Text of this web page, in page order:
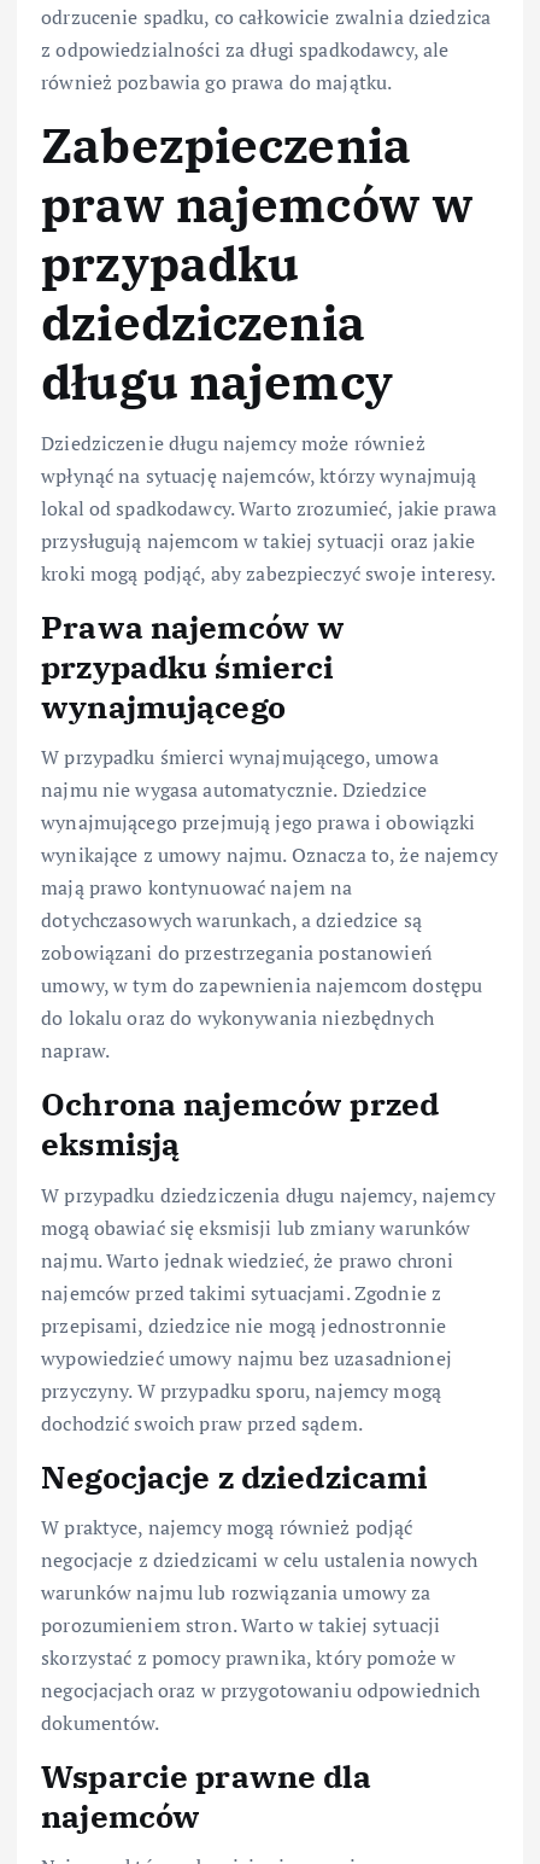
odrzucenie spadku, co całkowicie zwalnia dziedzica
z odpowiedzialności za długi spadkodawcy, ale
również pozbawia go prawa do majątku.
Zabezpieczenia
praw najemców w
przypadku
dziedziczenia
długu najemcy
Dziedziczenie długu najemcy może również
wpłynąć na sytuację najemców, którzy wynajmują
lokal od spadkodawcy. Warto zrozumieć, jakie prawa
przysługują najemcom w takiej sytuacji oraz jakie
kroki mogą podjąć, aby zabezpieczyć swoje interesy.
Prawa najemców w
przypadku śmierci
wynajmującego
W przypadku śmierci wynajmującego, umowa
najmu nie wygasa automatycznie. Dziedzice
wynajmującego przejmują jego prawa i obowiązki
wynikające z umowy najmu. Oznacza to, że najemcy
mają prawo kontynuować najem na
dotychczasowych warunkach, a dziedzice są
zobowiązani do przestrzegania postanowień
umowy, w tym do zapewnienia najemcom dostępu
do lokalu oraz do wykonywania niezbędnych
napraw.
Ochrona najemców przed
eksmisją
W przypadku dziedziczenia długu najemcy, najemcy
mogą obawiać się eksmisji lub zmiany warunków
najmu. Warto jednak wiedzieć, że prawo chroni
najemców przed takimi sytuacjami. Zgodnie z
przepisami, dziedzice nie mogą jednostronnie
wypowiedzieć umowy najmu bez uzasadnionej
przyczyny. W przypadku sporu, najemcy mogą
dochodzić swoich praw przed sądem.
Negocjacje z dziedzicami
W praktyce, najemcy mogą również podjąć
negocjacje z dziedzicami w celu ustalenia nowych
warunków najmu lub rozwiązania umowy za
porozumieniem stron. Warto w takiej sytuacji
skorzystać z pomocy prawnika, który pomoże w
negocjacjach oraz w przygotowaniu odpowiednich
dokumentów.
Wsparcie prawne dla
najemców